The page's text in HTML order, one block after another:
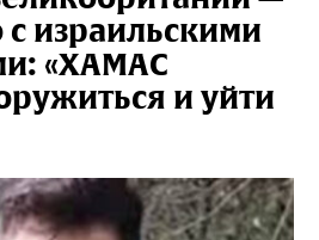
с израильскими
«ХАМАС
и уйти